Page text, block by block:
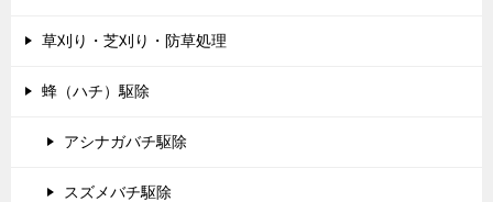
草刈り・芝刈り・防草処理
蜂（ハチ）駆除
アシナガバチ駆除
スズメバチ駆除